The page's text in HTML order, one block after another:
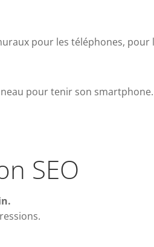
pour les téléphones, pour
pour tenir son
SEO